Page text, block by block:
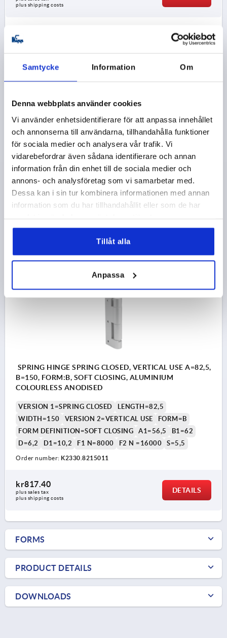
Samtycke Information Om
Denna webbplats använder cookies
Vi använder enhetsidentifierare för att anpassa innehållet
och annonserna till användarna, tillhandahålla funktioner
för sociala medier och analysera vår trafik. Vi
vidarebefordrar även sådana identifierare och annan
information från din enhet till de sociala medier och
annons- och analysföretag som vi samarbetar med.
Dessa kan i sin tur kombinera informationen med annan
information som du har tillhandahållit eller som de har
Tillåt alla
Anpassa
plus shipping costs
K2330
SPRING HINGE SPRING CLOSED, HORIZONTAL USE
A=82,5, B=150, FORM:B, SOFT CLOSING, ALUMINIUM
COLOURLESS ANODISED
VERSION 1=SPRING CLOSED
LENGTH=82,5
WIDTH=150
VERSION 2=HORIZONTAL USE
FORM=B
FORM DEFINITION=SOFT CLOSING
A1=56,5
B1=62
D=6,2
D1=10,2 F1 N=8000 F2 N =16000 S=5,5
SPRING HINGE SPRING CLOSED, VERTICAL USE A=82,5,
B=150, FORM:B, SOFT CLOSING, ALUMINIUM
COLOURLESS ANODISED
VERSION 1=SPRING CLOSED
LENGTH=82,5
WIDTH=150
VERSION 2=VERTICAL USE
FORM=B
FORM DEFINITION=SOFT CLOSING
A1=56,5
B1=62
D=6,2
D1=10,2 F1 N=8000 F2 N =16000 S=5,5
Order number: K2330.8215011
kr817.40
plus sales tax
plus shipping costs
DETAILS
FORMS
PRODUCT DETAILS
DOWNLOADS